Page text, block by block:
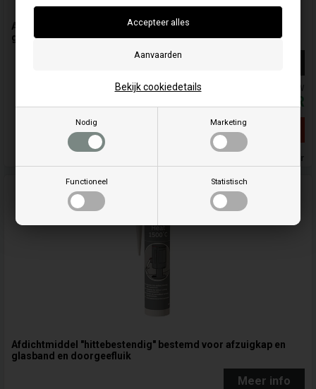
Nodig Marketing
Functioneel Statistisch
Bekijk cookiedetails
Afdichtmiddel "hittebestendig" bestemd voor afzuigkap en
glasband en doorgeefluik + Kitpistool
De prijzen zijn inclusief BTW
EUR
Geen voorraad meer
Geen voorraad meer
Afdichtmiddel "hittebestendig" bestemd voor afzuigkap en
glasband en doorgeefluik
Meer info